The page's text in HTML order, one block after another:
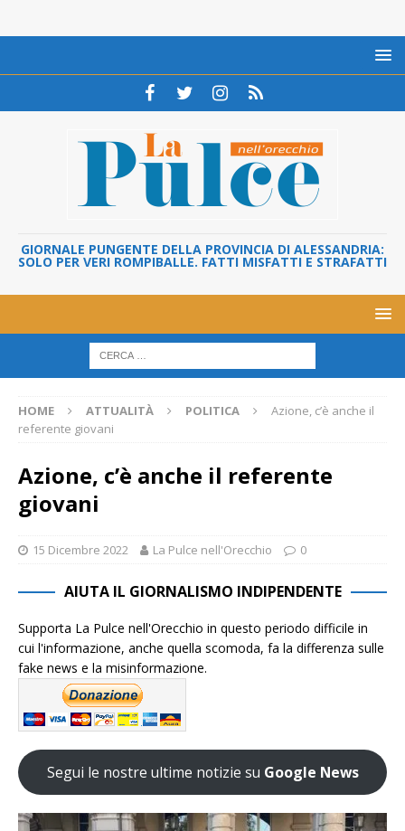
GIORNALE PUNGENTE DELLA PROVINCIA DI ALESSANDRIA:
SOLO PER VERI ROMPIBALLE. FATTI MISFATTI E STRAFATTI
HOME ATTUALITÀ POLITICA
Azione, c’è anche il
referente giovani
Azione, c’è anche il referente
giovani
15 Dicembre 2022 La Pulce nell'Orecchio 0
AIUTA IL GIORNALISMO INDIPENDENTE
Supporta La Pulce nell'Orecchio in questo periodo difficile in
cui l'informazione, anche quella scomoda, fa la differenza sulle
fake news e la misinformazione.
Segui le nostre ultime notizie su Google News